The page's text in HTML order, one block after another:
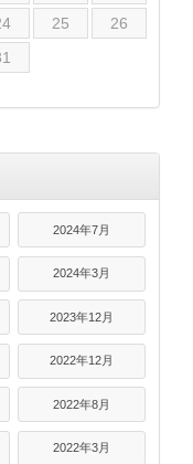
25
26
2024年7月
2024年3月
2023年12月
2022年12月
2022年8月
2022年3月